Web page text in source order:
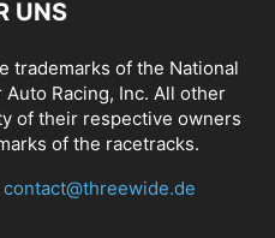
UNS
trademarks of the National
Racing, Inc. All other
of their respective owners
of the racetracks.
contact@threewide.de